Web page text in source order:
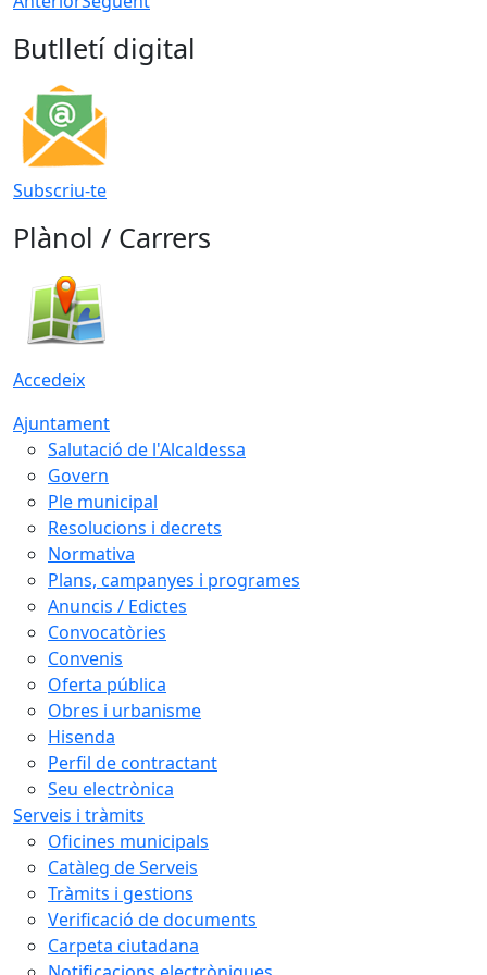
Butlletí digital
Subscriu-te
Plànol / Carrers
Accedeix
Ajuntament
Salutació de l'Alcaldessa
Govern
Ple municipal
Resolucions i decrets
Normativa
Plans, campanyes i programes
Anuncis / Edictes
Convocatòries
Convenis
Oferta pública
Obres i urbanisme
Hisenda
Perfil de contractant
Seu electrònica
Serveis i tràmits
Oficines municipals
Catàleg de Serveis
Tràmits i gestions
Verificació de documents
Carpeta ciutadana